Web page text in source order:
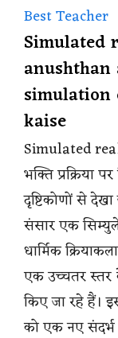
Best Teacher
Simulated
simulation
kaise
Simulated
भक्ति प्रक्रिया
दृष्टिकोणों से
संसार एक
धार्मिक
एक उच्चतर स्तर के
किए जा रहे हैं।
को एक नए